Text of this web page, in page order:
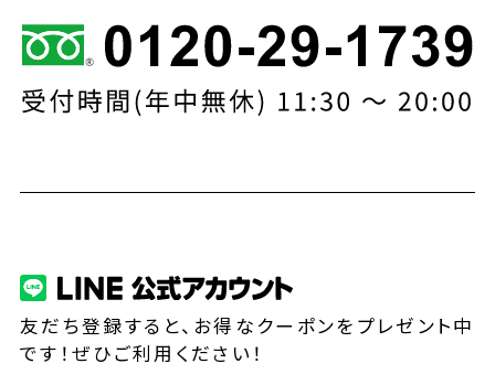
友だち登録すると、お得なクーポンをプレゼント中
です！ぜひご利用ください！